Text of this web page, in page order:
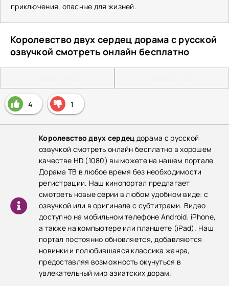
приключения, опасные для жизней.
Королевство двух сердец дорама с русской
озвучкой смотреть онлайн бесплатно
4 1
Королевство двух сердец дорама с русской
озвучкой смотреть онлайн бесплатно в хорошем
качестве HD (1080) вы можете на нашем портале
Дорама ТВ в любое время без необходимости
регистрации. Наш кинопортал предлагает
смотреть новые серии в любом удобном виде: с
озвучкой или в оригинале с субтитрами. Видео
доступно на мобильном телефоне Android, iPhone,
а также на компьютере или планшете (iPad). Наш
портал постоянно обновляется, добавляются
новинки и полюбившаяся классика жанра,
предоставляя возможность окунуться в
увлекательный мир азиатских дорам.